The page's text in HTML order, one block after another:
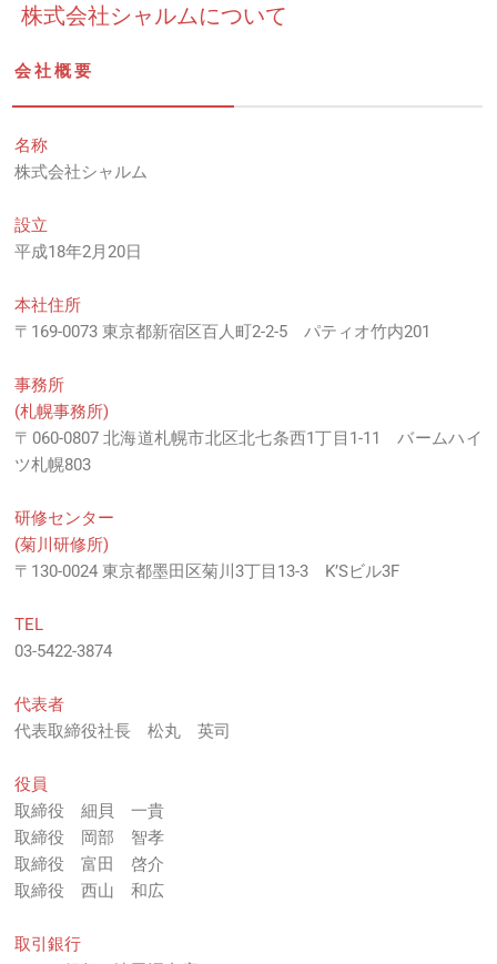
株式会社シャルムについて
会社概要
名称
株式会社シャルム
設立
平成18年2月20日
本社住所
〒169-0073東京都新宿区百人町2-2-5 パティオ竹内201
事務所
(札幌事務所)
〒060-0807 北海道札幌市北区北七条西1丁目1-11 バームハイ
ツ札幌803
研修センター
(菊川研修所)
〒130-0024 東京都墨田区菊川3丁目13-3 K’Sビル3F
TEL
03-5422-3874
代表者
代表取締役社長 松丸 英司
役員
取締役 細貝 一貴
取締役 岡部 智孝
取締役 富田 啓介
取締役 西山 和広
取引銀行